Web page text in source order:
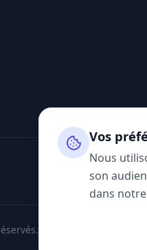
Vos
Nous
son
dans notre